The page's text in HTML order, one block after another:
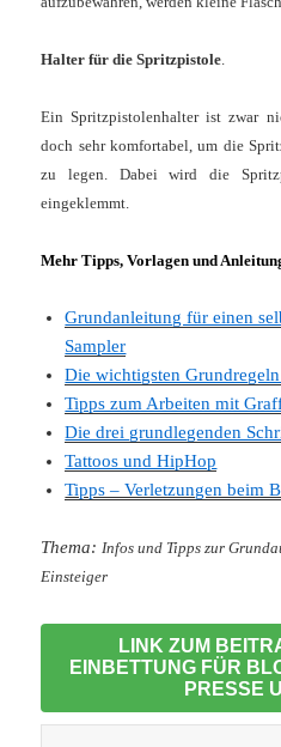
Halter für die Spritzpistole.
Ein Spritzpistolenhalter ist zwar
doch sehr komfortabel, um die
zu legen. Dabei wird die
eingeklemmt.
Mehr Tipps, Vorlagen und
Grundanleitung für einen
Sampler
Die wichtigsten
Tipps zum Arbeiten mit
Die drei grundlegenden
Tattoos und HipHop
Tipps – Verletzungen beim
Thema:Infos und Tipps zur
Einsteiger
LINK ZUM
EINBETTUNG FÜR
PRESSE